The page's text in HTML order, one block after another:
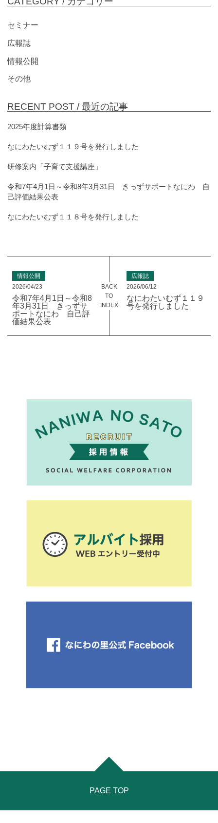
セミナー
広報誌
情報公開
その他
RECENT POST /最近の記事
2025年度計算書類
なにわたいむず１１９号を発行しました
研修案内「子育て支援講座」
令和7年4月1日～令和8年3月31日 きっずサポートなにわ 自
己評価結果公表
なにわたいむず１１８号を発行しました
情報公開
2026/04/23
令和7年4月1日～令和8
年3月31日 きっずサ
ポートなにわ 自己評
価結果公表
BACK
TO
INDEX
広報誌
2026/06/12
なにわたいむず１１９
号を発行しました
PAGE TOP